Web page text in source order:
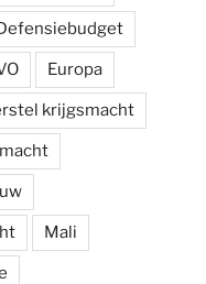
Europa
krijgsmacht
Mali